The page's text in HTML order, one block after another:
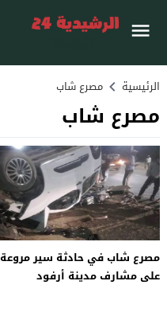
الرئيسية مصرع شاب
مصرع شاب
مصرع شاب في حادثة سير مروعة
على مشارف مدينة أرفود